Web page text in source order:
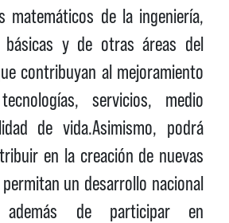
matemáticos de la ingeniería,
básicas y de otras áreas del
contribuyan al mejoramiento
servicios, medio
de vida.Asimismo, podrá
en la creación de nuevas
un desarrollo nacional
además de participar en